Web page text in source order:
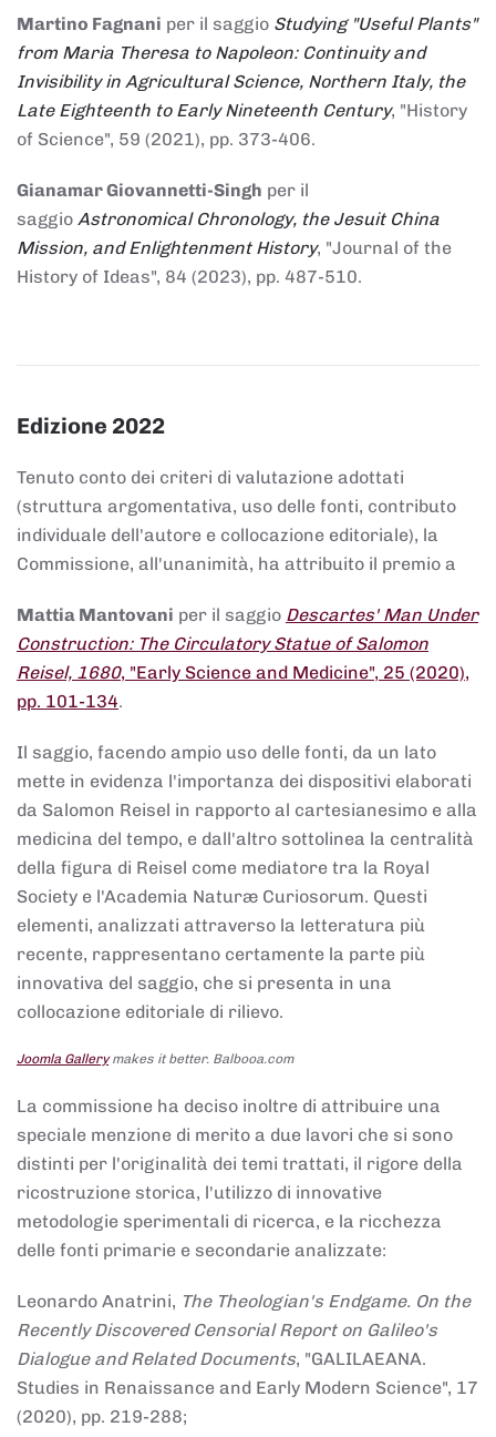
Martino Fagnani per il saggio Studying "Useful Plants"
from Maria Theresa to Napoleon: Continuity and
Invisibility in Agricultural Science, Northern Italy, the
Late Eighteenth to Early Nineteenth Century, "History
of Science", 59 (2021), pp. 373-406.
Gianamar Giovannetti-Singh per il
saggio Astronomical Chronology, the Jesuit China
Mission, and Enlightenment History, "Journal of the
History of Ideas", 84 (2023), pp. 487-510.
Edizione 2022
Tenuto conto dei criteri di valutazione adottati
(struttura argomentativa, uso delle fonti, contributo
individuale dell'autore e collocazione editoriale), la
Commissione, all'unanimità, ha attribuito il premio a
Mattia Mantovani per il saggio Descartes' Man Under
Construction: The Circulatory Statue of Salomon
Reisel, 1680, "Early Science and Medicine", 25 (2020),
pp. 101-134.
Il saggio, facendo ampio uso delle fonti, da un lato
mette in evidenza l'importanza dei dispositivi elaborati
da Salomon Reisel in rapporto al cartesianesimo e alla
medicina del tempo, e dall'altro sottolinea la centralità
della figura di Reisel come mediatore tra la Royal
Society e l'Academia Naturæ Curiosorum. Questi
elementi, analizzati attraverso la letteratura più
recente, rappresentano certamente la parte più
innovativa del saggio, che si presenta in una
collocazione editoriale di rilievo.
Joomla Gallerymakes it better. Balbooa.com
La commissione ha deciso inoltre di attribuire una
speciale menzione di merito a due lavori che si sono
distinti per l'originalità dei temi trattati, il rigore della
ricostruzione storica, l'utilizzo di innovative
metodologie sperimentali di ricerca, e la ricchezza
delle fonti primarie e secondarie analizzate:
Leonardo Anatrini, The Theologian's Endgame. On the
Recently Discovered Censorial Report on Galileo's
Dialogue and Related Documents, "GALILAEANA.
Studies in Renaissance and Early Modern Science", 17
(2020), pp. 219-288;